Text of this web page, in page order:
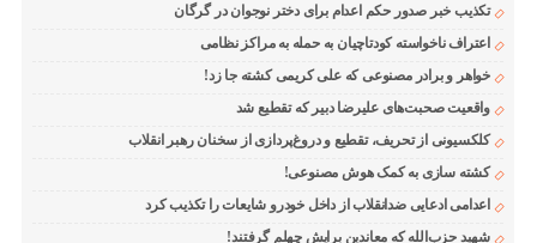
تکذیب خبر صدور حکم اعدام برای دختر نوجوان در گرگان
اعتراف ناخواسته کودتاچیان به حمله به مراکز نظامی
خواهر و برادر مصنوعی که علی کریمی کشته جا زد!
واقعیت صحبت‌های علیرضا دبیر که تقطیع شد
کلکسیونی از تحریف، تقطیع و دروغ‌پردازی از سخنان رهبر انقلاب
کشته سازی به کمک هوش مصنوعی!
اعدامی ادعایی ضدانقلاب از داخل خودرو شایعات را تکذیب کرد
شهید حزب‌الله که معاندین برایش چهلم گرفتند!